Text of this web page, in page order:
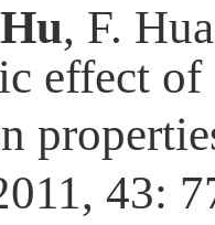
, F.
effect
43: